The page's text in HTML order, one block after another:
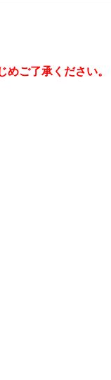
ご了承ください。